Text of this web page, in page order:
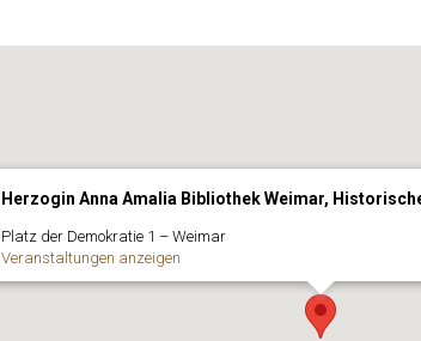
Herzogin Anna Amalia Bibliothek Weimar,
Platz der Demo­kra­tie 1 – Weimar
Ver­an­stal­tun­gen anzeigen